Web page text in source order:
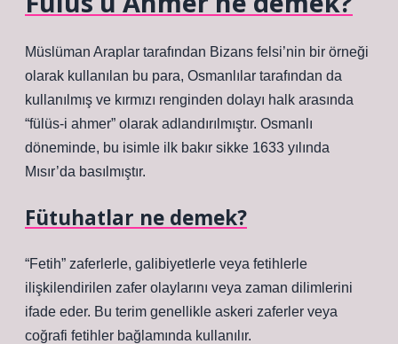
Müslüman Araplar tarafından Bizans felsi’nin bir örneği
olarak kullanılan bu para, Osmanlılar tarafından da
kullanılmış ve kırmızı renginden dolayı halk arasında
“fülüs-i ahmer” olarak adlandırılmıştır. Osmanlı
döneminde, bu isimle ilk bakır sikke 1633 yılında
Mısır’da basılmıştır.
Fütuhatlar ne demek?
“Fetih” zaferlerle, galibiyetlerle veya fetihlerle
ilişkilendirilen zafer olaylarını veya zaman dilimlerini
ifade eder. Bu terim genellikle askeri zaferler veya
coğrafi fetihler bağlamında kullanılır.